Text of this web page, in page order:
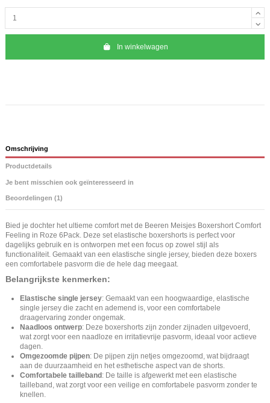
In winkelwagen
Omschrijving
Productdetails
Je bent misschien ook geïnteresseerd in
Beoordelingen (1)
Bied je dochter het ultieme comfort met de Beeren Meisjes Boxershort Comfort
Feeling in Roze 6Pack. Deze set elastische boxershorts is perfect voor
dagelijks gebruik en is ontworpen met een focus op zowel stijl als
functionaliteit. Gemaakt van een elastische single jersey, bieden deze boxers
een comfortabele pasvorm die de hele dag meegaat.
Belangrijkste kenmerken:
Elastische single jersey: Gemaakt van een hoogwaardige, elastische
single jersey die zacht en ademend is, voor een comfortabele
draagervaring zonder ongemak.
Naadloos ontwerp: Deze boxershorts zijn zonder zijnaden uitgevoerd,
wat zorgt voor een naadloze en irritatievrije pasvorm, ideaal voor actieve
dagen.
Omgezoomde pijpen: De pijpen zijn netjes omgezoomd, wat bijdraagt
aan de duurzaamheid en het esthetische aspect van de shorts.
Comfortabele tailleband: De taille is afgewerkt met een elastische
tailleband, wat zorgt voor een veilige en comfortabele pasvorm zonder te
knellen.